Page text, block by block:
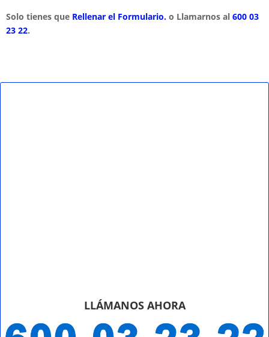
Solo tienes que Rellenar el Formulario. o Llamarnos al 600 03
23 22.
LLÁMANOS AHORA